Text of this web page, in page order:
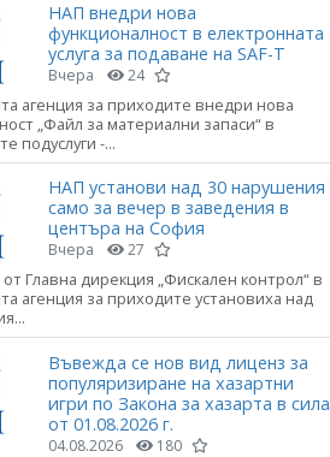
НАП внедри нова
функционалност в електронната
услуга за подаване на SAF-T
Вчера 24
агенция за приходите внедри нова
„Файл за материални запаси“ в
подуслуги -...
НАП установи над 30 нарушения
само за вечер в заведения в
центъра на София
Вчера 27
Главна дирекция „Фискален контрол“ в
агенция за приходите установиха над
Въвежда се нов вид лиценз за
популяризиране на хазартни
игри по Закона за хазарта в сила
от 01.08.2026 г.
04.08.2026 180